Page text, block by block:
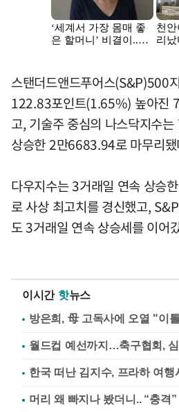
스탠더드앤드푸어스(S&P)500
122.83포인트(1.65%) 높아진
고, 기술주 중심의 나스닥지수
상승한 2만6683.94로 마무리
다우지수는 3거래일 연속 상승
로 사상 최고치를 경신했고,
도 3거래일 연속 상승세를 이어
이시간 핫뉴스
방은희, 母 고독사에 오열 "이
월드컵 예선까지…축구협회,
한국 떠난 김지수, 프라하 여